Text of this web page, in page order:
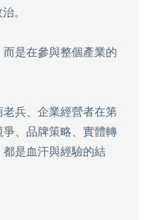
。
是在參與整個產業的
兵、企業經營者在第
、品牌策略、實體轉
是血汗與經驗的結